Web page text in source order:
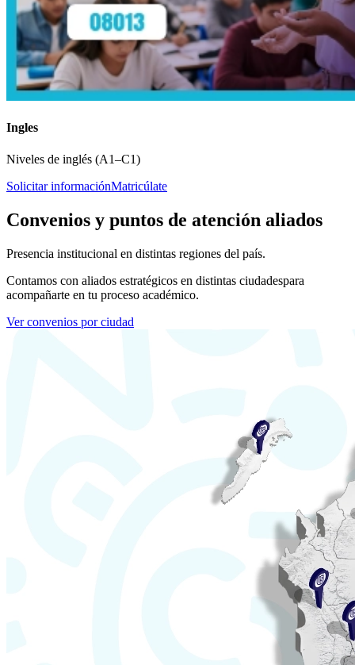
Ingles
Niveles de inglés (A1–C1)
Solicitar informaciónMatricúlate
Convenios y puntos de atención aliados
Presencia institucional en distintas regiones del país.
Contamos con aliados estratégicos en distintas ciudadespara
acompañarte en tu proceso académico.
Ver convenios por ciudad